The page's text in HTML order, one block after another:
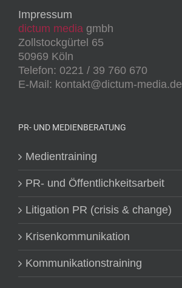
Impressum
dictum media gmbh
Zollstockgürtel 65
50969 Köln
Telefon: 0221 / 39 760 670
E-Mail: kontakt@dictum-media.de
PR- UND MEDIENBERATUNG
Medientraining
PR- und Öffentlichkeitsarbeit
Litigation PR (crisis & change)
Krisenkommunikation
Kommunikationstraining